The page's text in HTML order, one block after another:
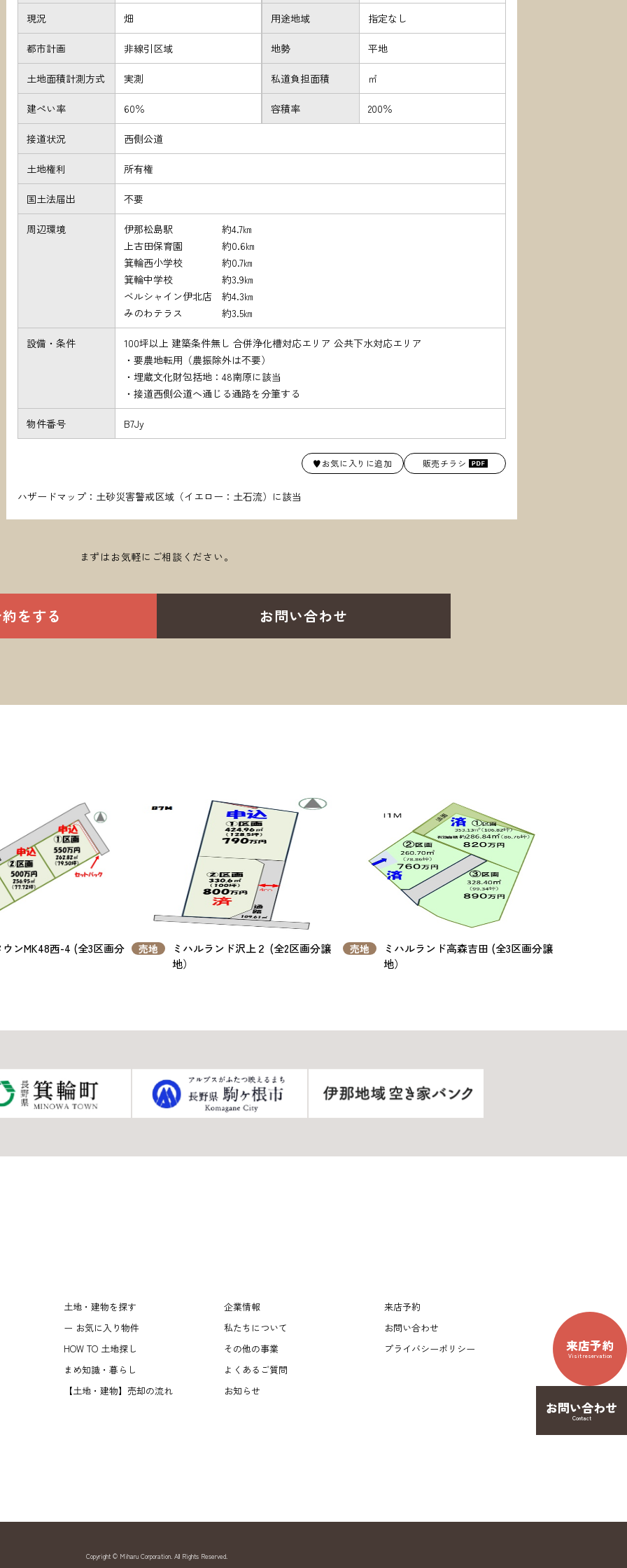
現況 畑 用途地域 指定なし
都市計画 非線引区域 地勢 平地
土地面積計測方式 実測 私道負担面積 ㎡
建ぺい率 60％ 容積率 200％
接道状況 西側公道
土地権利 所有権
国土法届出 不要
周辺環境
伊那松島駅 約4.7㎞
上古田保育園 約0.6㎞
箕輪西小学校 約0.7㎞
箕輪中学校 約3.9㎞
ベルシャイン伊北店 約4.3㎞
みのわテラス 約3.5㎞
設備・条件
100坪以上 建築条件無し 合併浄化槽対応エリア 公共下水対応エリア
・要農地転用（農振除外は不要）
・埋蔵文化財包括地：48南原に該当
・接道西側公道へ通じる通路を分筆する
物件番号 B7Jy
♥お気に入りに追加 販売チラシ
ハザードマップ：土砂災害警戒区域（イエロー：土石流）に該当
まずはお気軽にご相談ください。
をする お問い合わせ
ンMK48西-4 (全3区画分 売地
ミハルランド沢上２ (全2区画分譲
地）
売地
ミハルランド高森吉田 (全3区画分譲
地）
土地・建物を探す
ー お気に入り物件
HOW TO 土地探し
まめ知識・暮らし
【土地・建物】売却の流れ
企業情報
私たちについて
その他の事業
よくあるご質問
お知らせ
来店予約
お問い合わせ
プライバシーポリシー
Copyright © Miharu Corporation. All Rights Reserved.
来店予約
Visit reservation
お問い合わせ
Contact